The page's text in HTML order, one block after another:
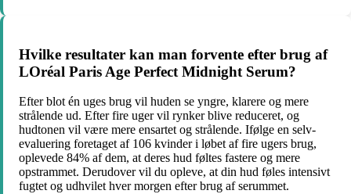
Hvilke resultater kan man forvente efter brug af
LOréal Paris Age Perfect Midnight Serum?
Efter blot én uges brug vil huden se yngre, klarere og mere
strålende ud. Efter fire uger vil rynker blive reduceret, og
hudtonen vil være mere ensartet og strålende. Ifølge en selv-
evaluering foretaget af 106 kvinder i løbet af fire ugers brug,
oplevede 84% af dem, at deres hud føltes fastere og mere
opstrammet. Derudover vil du opleve, at din hud føles intensivt
fugtet og udhvilet hver morgen efter brug af serummet.